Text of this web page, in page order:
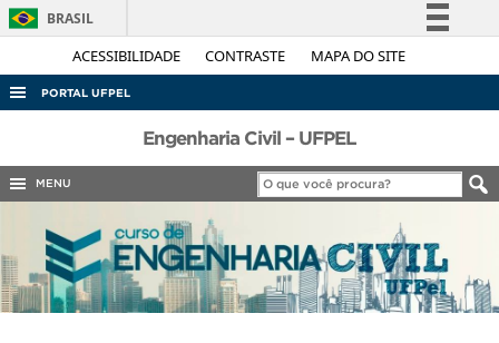
ACESSIBILIDADE CONTRASTE MAPA DO SITE
BRASIL
Simplifique!
Legislação
PORTAL UFPEL
ACESSO À INFORMAÇÃO
AUDITORIA
CONCURSOS
EDITAIS
Engenharia Civil – UFPEL
MENU